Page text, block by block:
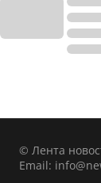
© Лента
Email: